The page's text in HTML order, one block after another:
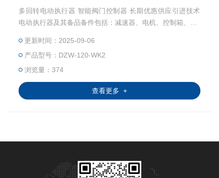
多回转电动执行器 智能阀门控制器 长期优惠供应引进技术
电动执行器及其备品备件包括：减速器、电机、控制箱、GA
X-2007、GAMX-2K系列线路板、制动板、输出板、YF-220
A功率控制模块、电位器、凸轮机构等。
更新时间：2025-09-06
产品型号：DZW-120-WK2
浏览量：374
查看更多 +